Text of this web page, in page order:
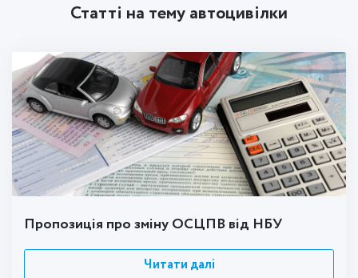
Статті на тему автоцивілки
Пропозиція про зміну ОСЦПВ від НБУ
Читати далі